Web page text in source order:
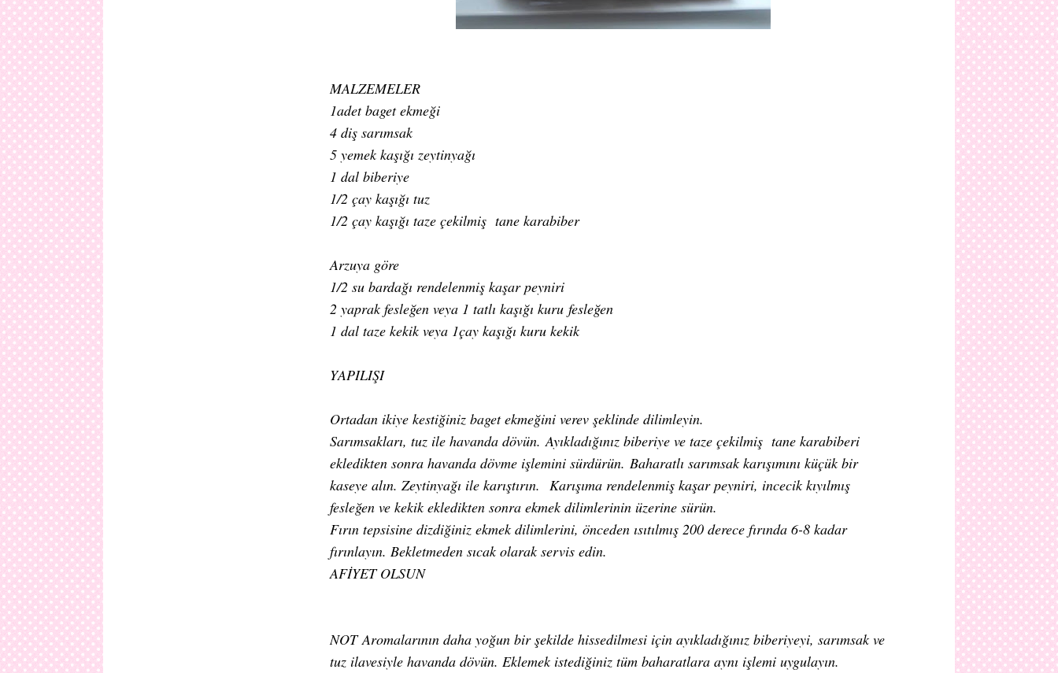
MALZEMELER
1adet baget ekmeği
4 diş sarımsak
5 yemek kaşığı zeytinyağı
1 dal biberiye
1/2 çay kaşığı tuz
1/2 çay kaşığı taze çekilmiş tane karabiber
Arzuya göre
1/2 su bardağı rendelenmiş kaşar peyniri
2 yaprak fesleğen veya 1 tatlı kaşığı kuru fesleğen
1 dal taze kekik veya 1çay kaşığı kuru kekik
YAPILIŞI
Ortadan ikiye kestiğiniz baget ekmeğini verev şeklinde dilimleyin.
Sarımsakları, tuz ile havanda dövün. Ayıkladığınız biberiye ve taze çekilmiş tane karabiberi
ekledikten sonra havanda dövme işlemini sürdürün. Baharatlı sarımsak karışımını küçük bir
kaseye alın. Zeytinyağı ile karıştırın. Karışıma rendelenmiş kaşar peyniri, incecik kıyılmış
fesleğen ve kekik ekledikten sonra ekmek dilimlerinin üzerine sürün.
Fırın tepsisine dizdiğiniz ekmek dilimlerini, önceden ısıtılmış 200 derece fırında 6-8 kadar
fırınlayın. Bekletmeden sıcak olarak servis edin.
AFİYET OLSUN
NOTAromalarının daha yoğun bir şekilde hissedilmesi için ayıkladığınız biberiyeyi, sarımsak ve
tuz ilavesiyle havanda dövün. Eklemek istediğiniz tüm baharatlara aynı işlemi uygulayın.